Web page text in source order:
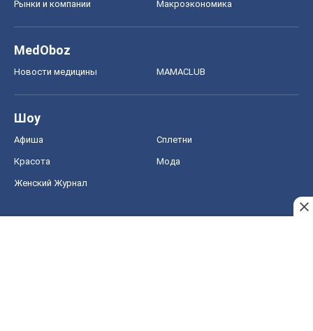
Рынки и компании Mакроэкономика
MedOboz
Новости медицины MAMACLUB
Шоу
Афиша Сплетни
Красота Мода
Женский Журнал